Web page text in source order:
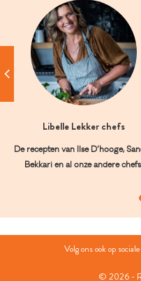
Libelle Lekker chefs
De recepten van Ilse D’hooge,
Bekkari en al onze andere
Volg ons ook op
© 2026 -